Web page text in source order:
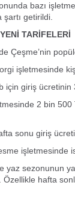
bazı
getirildi.
TARİFELERİ
Çeşme’nin
işletmesinde
için giriş ücretinin
2 bin
sonu giriş
işletmesinde
yaz sezonunun
Özellikle hafta